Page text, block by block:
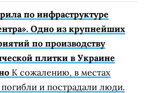
по инфраструктуре
Одно из крупнейших
по производству
плитки в Украине
К сожалению, в местах
и пострадали люди.